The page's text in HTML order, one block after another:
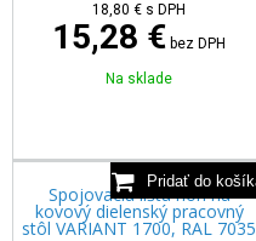
18,80 € s DPH
15,28 € bez DPH
Na sklade
Spojovacia lišta nôh na
kovový dielenský pracovný
stôl VARIANT 1700, RAL 7035